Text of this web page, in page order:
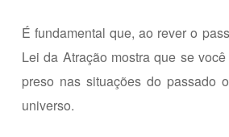
É fundamental que, ao rever o
Lei da Atração mostra que se
preso nas situações do passado
universo.